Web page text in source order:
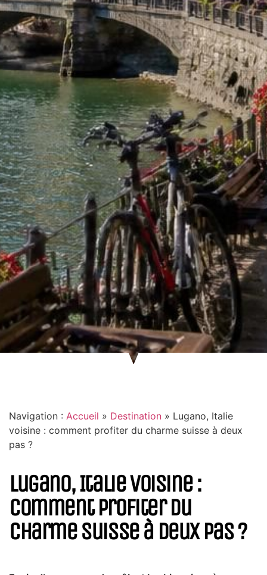
Navigation : Accueil » Destination » Lugano, Italie
voisine : comment profiter du charme suisse à deux
pas ?
Lugano, Italie voisine :
comment profiter du
charme suisse à deux pas ?